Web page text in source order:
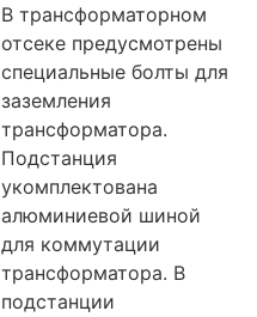
В трансформаторном
отсеке предусмотрены
специальные болты для
заземления
трансформатора.
Подстанция
укомплектована
алюминиевой шиной
для коммутации
трансформатора. В
подстанции